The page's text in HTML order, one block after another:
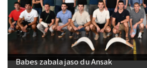
Babes zabala jaso du Ansak